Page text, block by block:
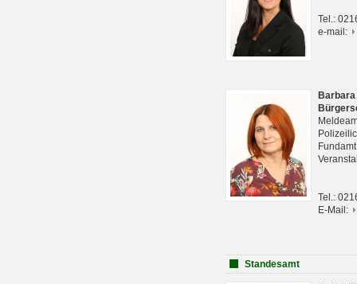
Tel.:
e-mail:
Tel.:
E-Mail:
Standesamt